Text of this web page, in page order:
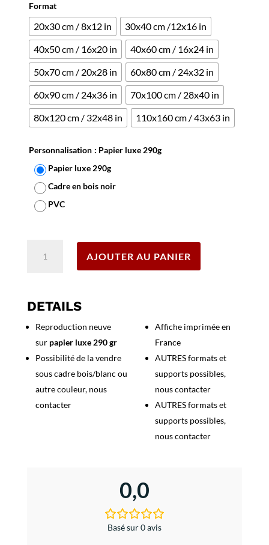
Format
20x30 cm / 8x12 in
30x40 cm /12x16 in
40x50 cm / 16x20 in
40x60 cm / 16x24 in
50x70 cm / 20x28 in
60x80 cm / 24x32 in
60x90 cm / 24x36 in
70x100 cm / 28x40 in
80x120 cm / 32x48 in
110x160 cm / 43x63 in
Personnalisation : Papier luxe 290g
Papier luxe 290g
Cadre en bois noir
PVC
Airways
United
Arab
Republic
AJOUTER AU PANIER
DETAILS
Reproduction neuve
sur papier luxe 290 gr
Possibilité de la vendre
sous cadre bois/blanc ou
autre couleur, nous
contacter
Affiche imprimée en
France
AUTRES formats et
supports possibles,
nous contacter
AUTRES formats et
supports possibles,
nous contacter
0,0
Basé sur 0 avis